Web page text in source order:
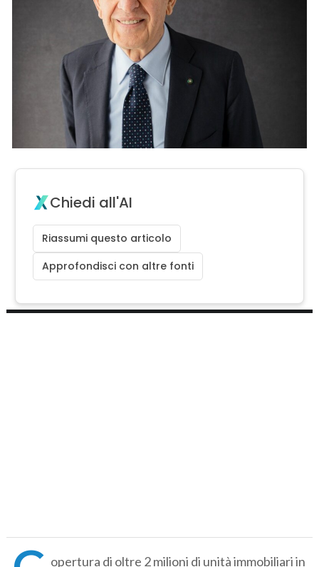
Chiedi all'AI
Riassumi questo articolo
Approfondisci con altre fonti
opertura di oltre 2 milioni di unità immobiliari in